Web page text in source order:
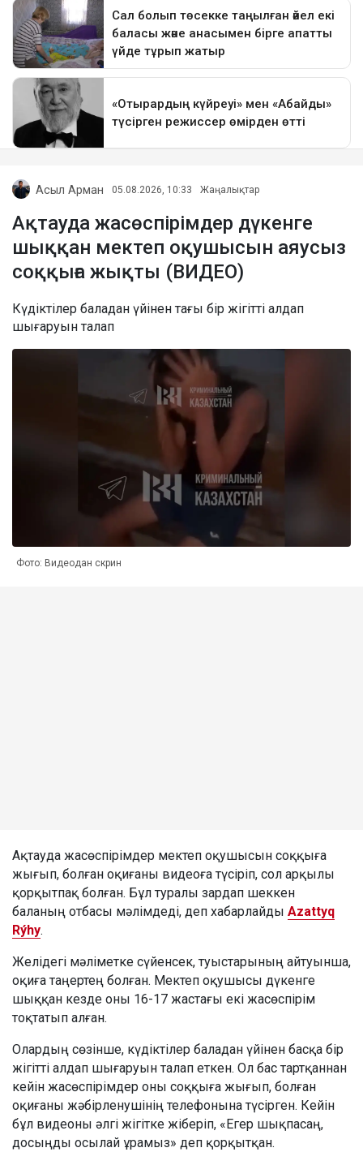
Асыл Арман 05.08.2026, 10:33 Жаңалықтар
Ақтауда жасөспірімдер дүкенге
шыққан мектеп оқушысын аяусыз
соққыға жықты (ВИДЕО)
Күдіктілер баладан үйінен тағы бір жігітті алдап
шығаруын талап
Фото: Видеодан скрин
Ақтауда жасөспірімдер мектеп оқушысын соққыға
жығып, болған оқиғаны видеоға түсіріп, сол арқылы
қорқытпақ болған. Бұл туралы зардап шеккен
баланың отбасы мәлімдеді, деп хабарлайды Azattyq
Rýhy.
Желідегі мәліметке сүйенсек, туыстарының айтуынша,
оқиға таңертең болған. Мектеп оқушысы дүкенге
шыққан кезде оны 16-17 жастағы екі жасөспірім
тоқтатып алған.
Олардың сөзінше, күдіктілер баладан үйінен басқа бір
жігітті алдап шығаруын талап еткен. Ол бас тартқаннан
кейін жасөспірімдер оны соққыға жығып, болған
оқиғаны жәбірленушінің телефонына түсірген. Кейін
бұл видеоны әлгі жігітке жіберіп, «Егер шықпасаң,
досыңды осылай ұрамыз» деп қорқытқан.